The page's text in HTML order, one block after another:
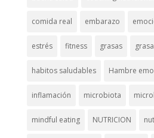
comida real embarazo
estrés fitness grasas
habitos saludables Hambre
inflamación microbiota
mindful eating NUTRICION